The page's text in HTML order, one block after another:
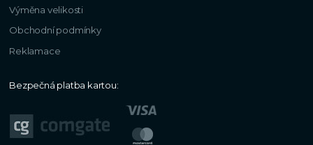
Výměna velikosti
Obchodní podmínky
Reklamace
Bezpečná platba kartou: